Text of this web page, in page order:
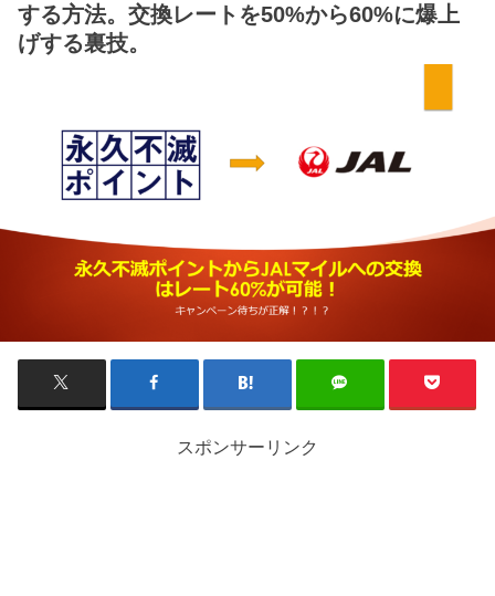
する方法。交換レートを50%から60%に爆上
げする裏技。
スポンサーリンク